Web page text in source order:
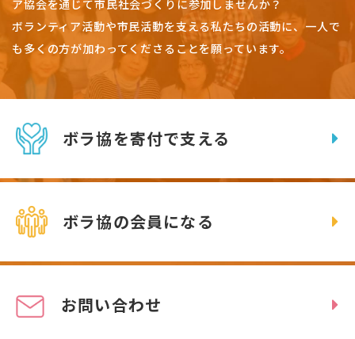
ア協会を通じて市民社会づくりに参加しませんか？
ボランティア活動や市民活動を支える私たちの活動に、一人で
も多くの方が加わってくださることを願っています。
ボラ協を寄付で支える
ボラ協の会員になる
お問い合わせ